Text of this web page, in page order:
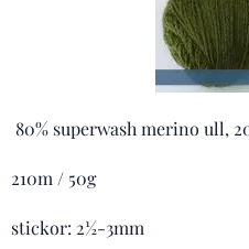
80% superwash merino ull,
210m / 50g
stickor: 2½-3mm